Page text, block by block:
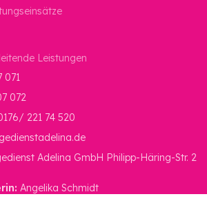
Leistungen
071
072
221 74 520
Adelina GmbH Philipp-Häring-Str. 2
Angelika Schmidt